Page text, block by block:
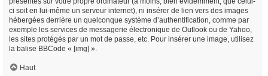
ci soit en lui-même un serveur internet), ni insérer de lien vers des images
hébergées derrière un quelconque système d’authentification, comme par
exemple les services de messagerie électronique de Outlook ou de Yahoo,
les sites protégés par un mot de passe, etc. Pour insérer une image, utilisez
la balise BBCode « [img] ».
Haut